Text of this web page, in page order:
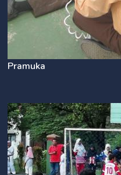
Pramuka